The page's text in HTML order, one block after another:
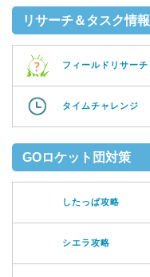
リサーチ＆タスク情報
フィールドリサーチ
タイムチャレンジ
GOロケット団対策
したっぱ攻略
シエラ攻略